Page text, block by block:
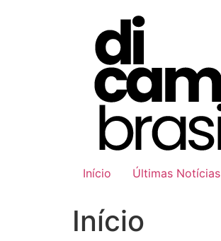
Início Últimas Notícias
Início